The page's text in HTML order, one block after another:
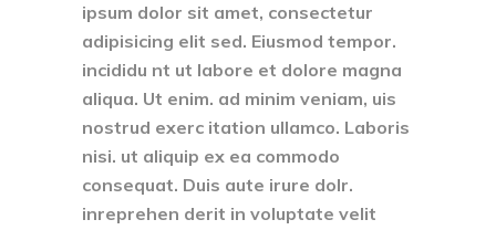
ipsum dolor sit amet, consectetur
adipisicing elit sed. Eiusmod tempor.
incididu nt ut labore et dolore magna
aliqua. Ut enim. ad minim veniam, uis
nostrud exerc itation ullamco. Laboris
nisi. ut aliquip ex ea commodo
consequat. Duis aute irure dolr.
inreprehen derit in voluptate velit